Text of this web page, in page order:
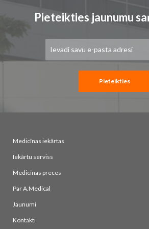
Pieteikties jaunumu
saņemšanai:
Pieteikties
Medicīnas iekārtas
Iekārtu serviss
Medicīnas preces
Par A.Medical
Jaunumi
Kontakti